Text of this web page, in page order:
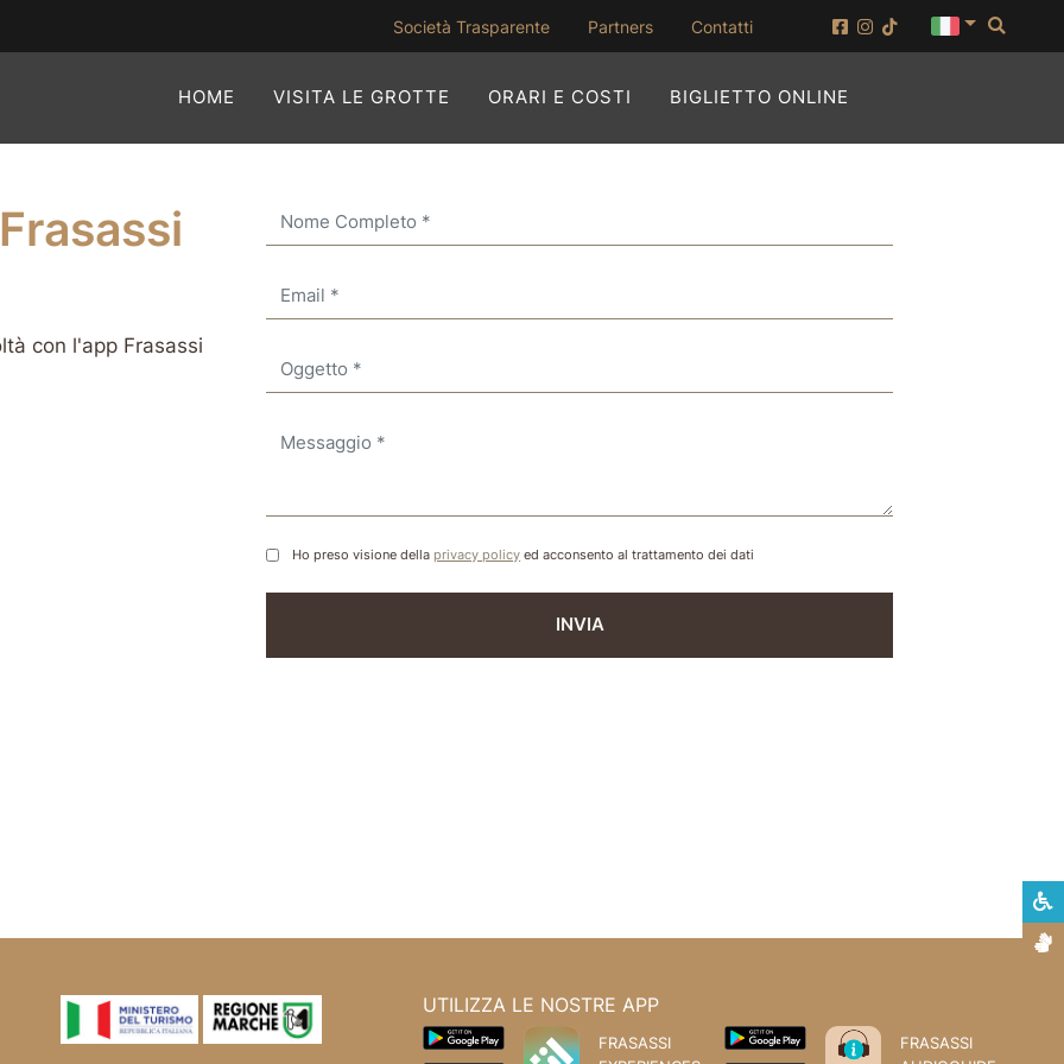
Società Trasparente(apertura su nuova finestra)
Partners Contatti
HOME VISITA LE GROTTE ORARI E COSTI BIGLIETTO ONLINE
con l'app Frasassi
Ho preso visione della privacy policy ed acconsento al trattamento dei dati
INVIA
UTILIZZA LE NOSTRE APP
FRASASSI
FRASASSI